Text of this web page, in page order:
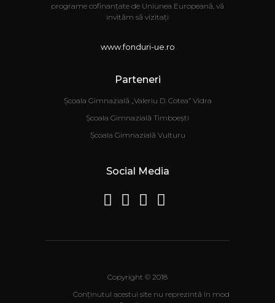
programe cofinanțate de Uniunea Europeană, vă
invităm să vizitați
www.fonduri-ue.ro
Parteneri
Școala Gimnazială „Valeriu D. Cotea” Vidra
Școala Gimnazială Timboești
Școala Gimnazială Vulturu
Social Media
Copyright © 2018
Conţinutul acestui site nu reprezintă în mod